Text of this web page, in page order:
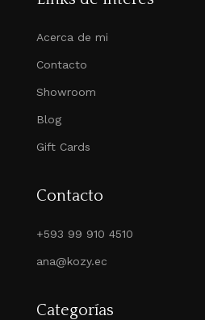
Acerca de mi
Contacto
Showroom
Blog
Gift Cards
Contacto
+593 99 910 4510
ana@kozy.ec
Categorías